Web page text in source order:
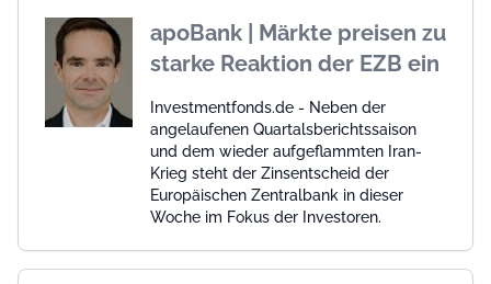
apoBank | Märkte preisen zu
starke Reaktion der EZB ein
Investmentfonds.de - Neben der
angelaufenen Quartalsberichtssaison
und dem wieder aufgeflammten Iran-
Krieg steht der Zinsentscheid der
Europäischen Zentralbank in dieser
Woche im Fokus der Investoren.